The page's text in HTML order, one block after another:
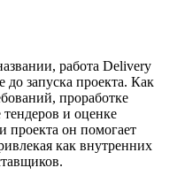
работа Delivery
до запуска проекта. Как
проработке
тендеров и оценке
проекта он помогает
как внутренних